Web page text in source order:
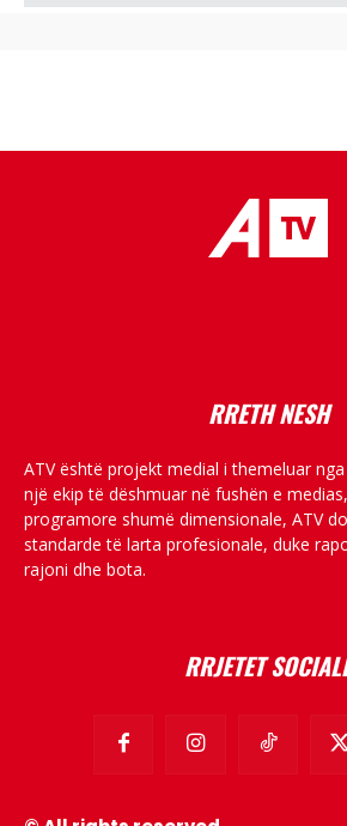
RRETH NESH
ATV është projekt medial i themeluar nga
një ekip të dëshmuar në fushën e
programore shumë dimensionale, ATV
standarde të larta profesionale, duke
rajoni dhe bota.
RRJETET